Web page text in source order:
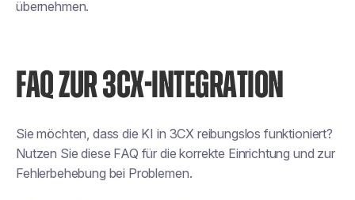
übernehmen.
FAQ ZUR 3CX-INTEGRATION
Sie möchten, dass die KI in 3CX reibungslos funktioniert?
Nutzen Sie diese FAQ für die korrekte Einrichtung und zur
Fehlerbehebung bei Problemen.